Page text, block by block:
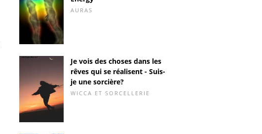
AURAS
Je vois des choses dans les
rêves qui se réalisent - Suis-
je une sorcière?
WICCA ET SORCELLERIE